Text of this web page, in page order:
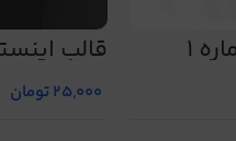
1 قالب
25,000تومان